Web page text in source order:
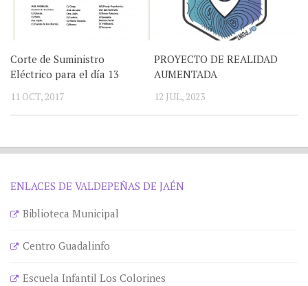
Corte de Suministro
Eléctrico para el día 13
11 OCT, 2017
PROYECTO DE REALIDAD
AUMENTADA
12 JUL, 2023
ENLACES DE VALDEPEÑAS DE JAÉN
Biblioteca Municipal
Centro Guadalinfo
Escuela Infantil Los Colorines